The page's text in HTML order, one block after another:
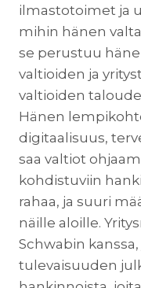
ilmastotoimet ja
mihin hänen
se perustuu
valtioiden ja
valtioiden
Hänen
digitaalisuus,
saa valtiot
kohdistuviin
rahaa, ja suuri
näille aloille.
Schwabin
tulevaisuuden